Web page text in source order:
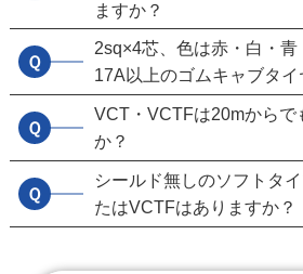
ますか？
Ｑ
2sq×4芯、色は赤・白・
17A以上のゴムキャブタイ
Ｑ
VCT・VCTFは20mからで
か？
Ｑ
シールド無しのソフトタ
たはVCTFはありますか？